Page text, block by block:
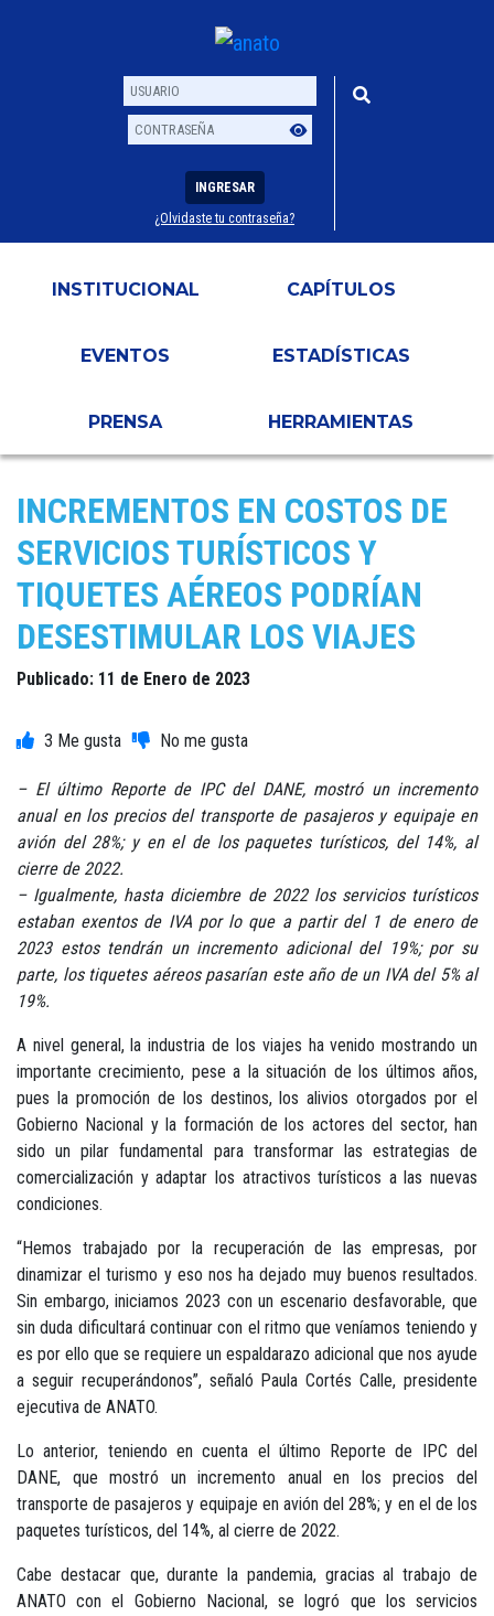
Usuario
Contraseña
INGRESAR
¿Olvidaste tu contraseña?
INSTITUCIONAL CAPÍTULOS
EVENTOS ESTADÍSTICAS
PRENSA HERRAMIENTAS
INCREMENTOS EN COSTOS DE
SERVICIOS TURÍSTICOS Y
TIQUETES AÉREOS PODRÍAN
DESESTIMULAR LOS VIAJES
Publicado: 11 de Enero de 2023
3
– El último Reporte de IPC del DANE, mostró un incremento
anual en los precios del transporte de pasajeros y equipaje en
avión del 28%; y en el de los paquetes turísticos, del 14%, al
cierre de 2022.
– Igualmente, hasta diciembre de 2022 los servicios turísticos
estaban exentos de IVA por lo que a partir del 1 de enero de
2023 estos tendrán un incremento adicional del 19%; por su
parte, los tiquetes aéreos pasarían este año de un IVA del 5% al
19%.
A nivel general, la industria de los viajes ha venido mostrando un
importante crecimiento, pese a la situación de los últimos años,
pues la promoción de los destinos, los alivios otorgados por el
Gobierno Nacional y la formación de los actores del sector, han
sido un pilar fundamental para transformar las estrategias de
comercialización y adaptar los atractivos turísticos a las nuevas
condiciones.
“Hemos trabajado por la recuperación de las empresas, por
dinamizar el turismo y eso nos ha dejado muy buenos resultados.
Sin embargo, iniciamos 2023 con un escenario desfavorable, que
sin duda dificultará continuar con el ritmo que veníamos teniendo y
es por ello que se requiere un espaldarazo adicional que nos ayude
a seguir recuperándonos”, señaló Paula Cortés Calle, presidente
ejecutiva de ANATO.
Lo anterior, teniendo en cuenta el último Reporte de IPC del
DANE, que mostró un incremento anual en los precios del
transporte de pasajeros y equipaje en avión del 28%; y en el de los
paquetes turísticos, del 14%, al cierre de 2022.
Cabe destacar que, durante la pandemia, gracias al trabajo de
ANATO con el Gobierno Nacional, se logró que los servicios